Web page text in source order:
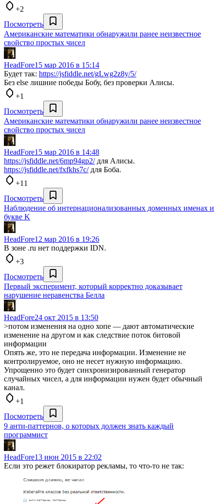
+2
Посмотреть
Американские математики обнаружили ранее неизвестное
свойство простых чисел
HeadFore15 мар 2016 в 15:14
Будет так: https://jsfiddle.net/gLwg2z8y/5/
Без else лишние победы Бобу, без проверки Алисы.
+1
Посмотреть
Американские математики обнаружили ранее неизвестное
свойство простых чисел
HeadFore15 мар 2016 в 14:48
https://jsfiddle.net/6mp94gp2/для Алисы.
https://jsfiddle.net/fxfkhs7c/для Боба.
+11
Посмотреть
Наблюдение об интернационализованных доменных именах и
букве K
HeadFore12 мар 2016 в 19:26
В зоне .ru нет поддержки IDN.
+3
Посмотреть
Первый эксперимент, который корректно доказывает
нарушение неравенства Белла
HeadFore24 окт 2015 в 13:50
>потом изменения на одно хопе — дают автоматические
изменение на другом и как следствие поток битовой
информации
Опять же, это не передача информации. Изменение не
контролируемое, оно не несет нужную информацию.
Упрощенно это будет синхронизированный генератор
случайных чисел, а для информации нужен будет обычный
канал.
+1
Посмотреть
9 анти-паттернов, о которых должен знать каждый
программист
HeadFore13 июн 2015 в 22:02
Если это режет блокиратор рекламы, то что-то не так: